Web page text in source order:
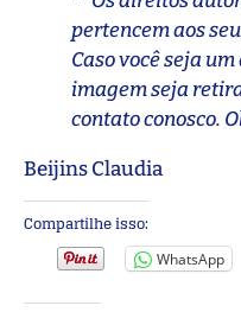
pertencem aos
Caso você seja
imagem seja
contato conosco.
Beijins Claudia
Compartilhe isso:
WhatsApp